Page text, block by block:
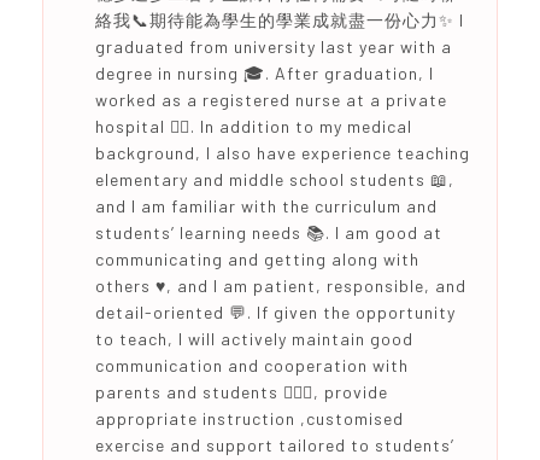
絡我📞期待能為學生的學業成就盡一份心力✨ I
graduated from university last year with a
degree in nursing 🎓. After graduation, I
worked as a registered nurse at a private
hospital 👩‍⚕️. In addition to my medical
background, I also have experience teaching
elementary and middle school students 📖,
and I am familiar with the curriculum and
students’ learning needs 📚. I am good at
communicating and getting along with
others ♥️, and I am patient, responsible, and
detail-oriented 💬. If given the opportunity
to teach, I will actively maintain good
communication and cooperation with
parents and students 🙇🏻‍♀️, provide
appropriate instruction ,customised
exercise and support tailored to students’